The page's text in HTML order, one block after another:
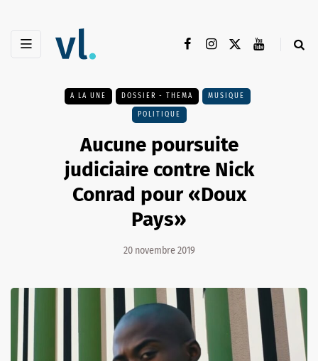
A LA UNE DOSSIER - THEMA MUSIQUE
POLITIQUE
Aucune poursuite
judiciaire contre Nick
Conrad pour «Doux
Pays»
20 novembre 2019